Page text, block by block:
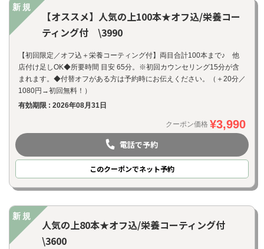
新規
【オススメ】人気の上100本★オフ込/栄養コー
ティング付 \3990
【初回限定／オフ込＋栄養コーティング付】両目合計100本まで♪ 他
店付け足しOK◆所要時間 目安 65分。※初回カウンセリング15分が含
まれます。◆付替オフがある方は予約時にお伝えください。（＋20分／
1080円→初回無料！）
有効期限 : 2026年08月31日
クーポン価格 ¥3,990
電話で予約
このクーポンでネット予約
新規
人気の上80本★オフ込/栄養コーティング付
\3600